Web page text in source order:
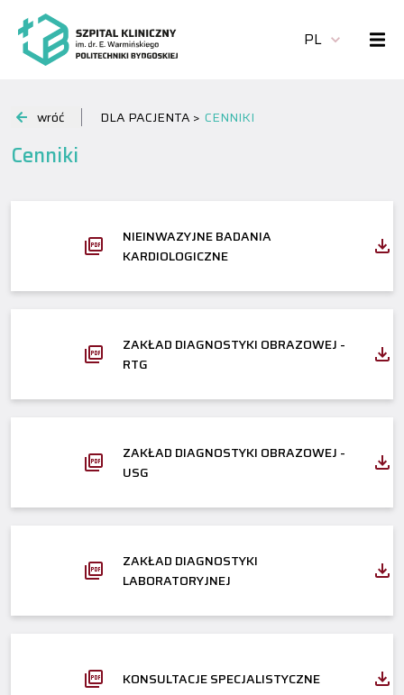
PL
wróć DLA PACJENTA > CENNIKI
Cenniki
NIEINWAZYJNE BADANIA
KARDIOLOGICZNE
ZAKŁAD DIAGNOSTYKI OBRAZOWEJ -
RTG
ZAKŁAD DIAGNOSTYKI OBRAZOWEJ -
USG
ZAKŁAD DIAGNOSTYKI
LABORATORYJNEJ
KONSULTACJE SPECJALISTYCZNE